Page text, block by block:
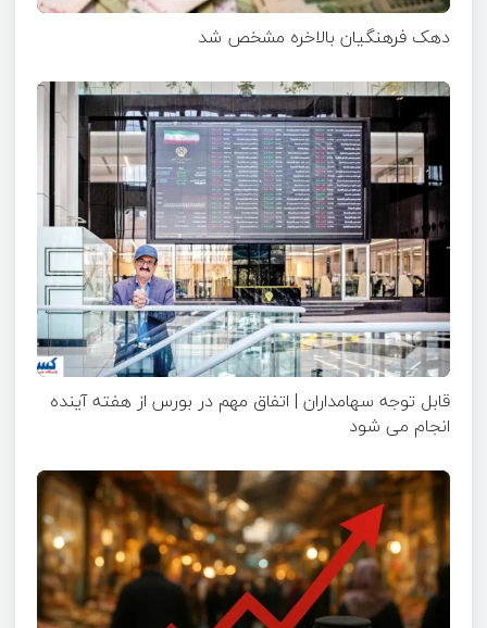
دهک فرهنگیان بالاخره مشخص شد
قابل توجه سهامداران | اتفاق مهم در بورس از هفته آینده
انجام می شود